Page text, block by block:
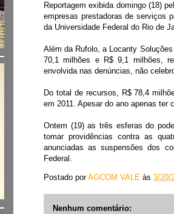
Reportagem exibida domingo (18)
empresas prestadoras de serviços
da Universidade Federal do Rio de
Além da Rufolo, a Locanty
70,1 milhões e R$ 9,1 milhões,
envolvida nas denúncias, não
Do total de recursos, R$ 78,4
em 2011. Apesar do ano apenas ter
Ontem (19) as três esferas do
tomar providências contra as
anunciadas as suspensões dos
Federal.
Postado porAGCOM VALE às 3/20/
Nenhum comentário: